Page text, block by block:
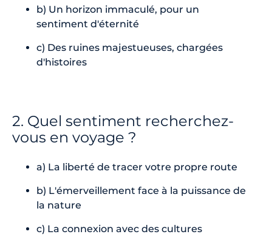
b) Un horizon immaculé, pour un
sentiment d'éternité
c) Des ruines majestueuses, chargées
d'histoires
2. Quel sentiment recherchez-
vous en voyage ?
a) La liberté de tracer votre propre route
b) L'émerveillement face à la puissance de
la nature
c) La connexion avec des cultures